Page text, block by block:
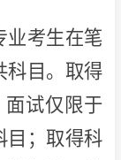
业考生在笔
科目。取得
面试仅限于
目；取得科